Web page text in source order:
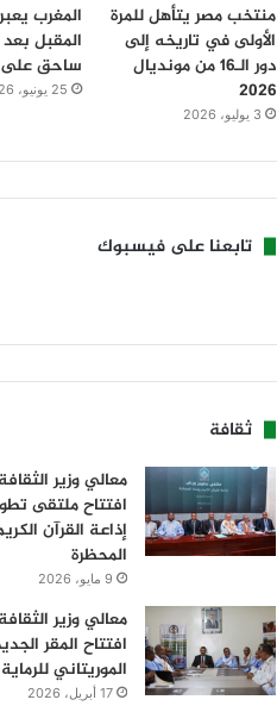
منتخب مصر يتأهل للمرة
الأولى في تاريخه إلى
دور الـ16 من مونديال
2026
3 يوليو، 2026
المغرب
المقبل بعد
ساحق
25 يونيو، 2026
تابعنا على فيسبوك
ثقافة
معالي وزير
افتتاح ملتقى
إذاعة القرآن
المحظرة
9 مايو، 2026
معالي وزير
افتتاح المقر
الموريتاني
17 أبريل، 2026